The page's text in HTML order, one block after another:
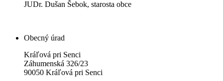
JUDr. Dušan Šebok, starosta obce
Obecný úrad
Kráľová pri Senci
Záhumenská 326/23
90050 Kráľová pri Senci